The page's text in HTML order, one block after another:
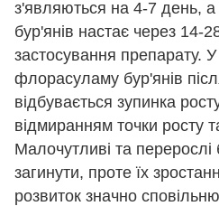
з'являються на 4-7 день, а
бур'янів настає через 14-
застосування препарату.
флорасуламу бур'янів
відбувається зупинка
відмиранням точки росту
Малочутливі та
загинути, проте їх
розвиток значно